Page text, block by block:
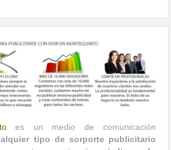
es un medio de comunicación
tipo de sorporte publicitario